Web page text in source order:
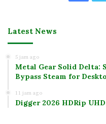
Latest News
5 jam ago
Metal Gear Solid Delta:
Bypass Steam for
11 jam ago
Digger 2026 HDRip